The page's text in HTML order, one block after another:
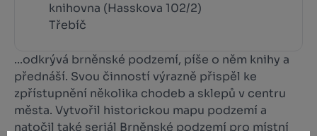
knihovna (Hasskova 102/2)
Třebíč
...odkrývá brněnské podzemí, píše o něm knihy a
přednáší. Svou činností výrazně přispěl ke
zpřístupnění několika chodeb a sklepů v centru
města. Vytvořil historickou mapu podzemí a
natočil také seriál Brněnské podzemí pro místní